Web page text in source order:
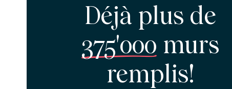
Déjà plus de
375'000 murs
remplis!